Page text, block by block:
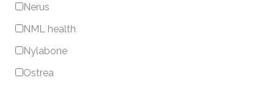
Nerus
NML health
Nylabone
Ostrea